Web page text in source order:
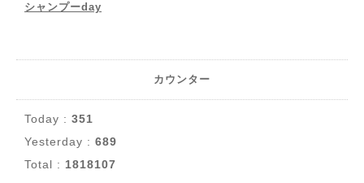
シャンプーday
カウンター
Today : 351
Yesterday : 689
Total : 1818107